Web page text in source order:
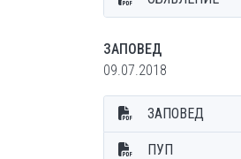
ЗАПОВЕД
09.07.2018
ЗАПОВЕД
ПУП